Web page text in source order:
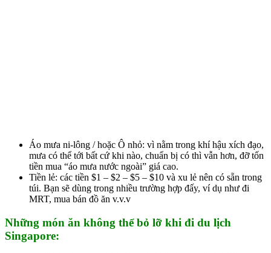
Áo mưa ni-lông / hoặc Ô nhỏ: vì nằm trong khí hậu xích đạo,
mưa có thể tới bất cứ khi nào, chuẩn bị có thì vẫn hơn, đỡ tốn
tiền mua “áo mưa nước ngoài” giá cao.
Tiền lẻ: các tiền $1 – $2 – $5 – $10 và xu lẻ nên có sẵn trong
túi. Bạn sẽ dùng trong nhiều trường hợp đấy, ví dụ như đi
MRT, mua bán đồ ăn v.v.v
Những món ăn không thể bỏ lỡ khi đi du lịch
Singapore: